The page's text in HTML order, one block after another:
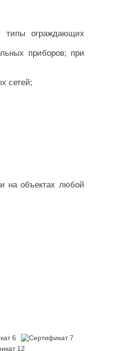
типы ограждающих
приборов; при
сетей;
на объектах любой